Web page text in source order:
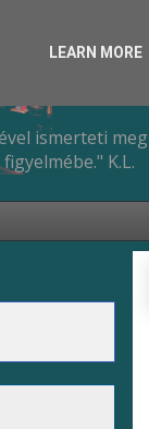
ismerteti meg
K.L.
LEARN MORE